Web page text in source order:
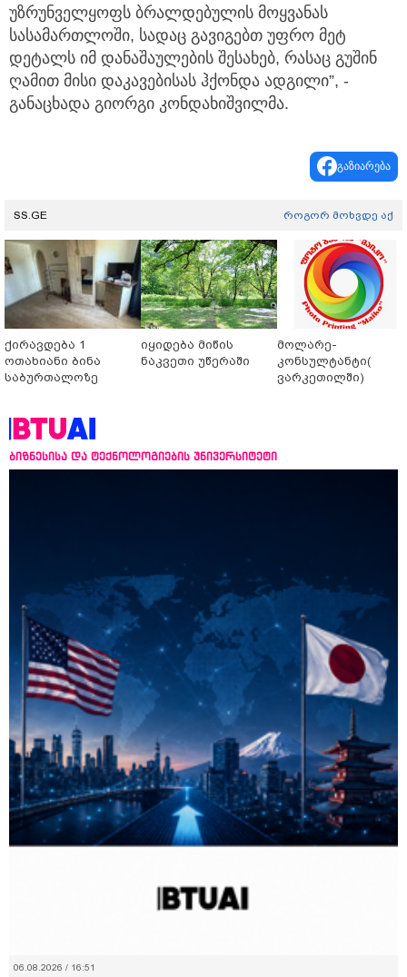
უზრუნველყოფს ბრალდებულის მოყვანას
სასამართლოში, სადაც გავიგებთ უფრო მეტ
დეტალს იმ დანაშაულების შესახებ, რასაც გუშინ
ღამით მისი დაკავებისას ჰქონდა ადგილი”, -
განაცხადა გიორგი კონდახიშვილმა.
გაზიარება
SS.GE როგორ მოხვდე აქ
ქირავდება 1
ოთახიანი ბინა
საბურთალოზე
იყიდება მიწის
ნაკვეთი უწერაში
მოლარე-
კონსულტანტი(
ვარკეთილში)
ბიზნესისა და ტექნოლოგიების უნივერსიტეტი
06.08.2026 / 16:51